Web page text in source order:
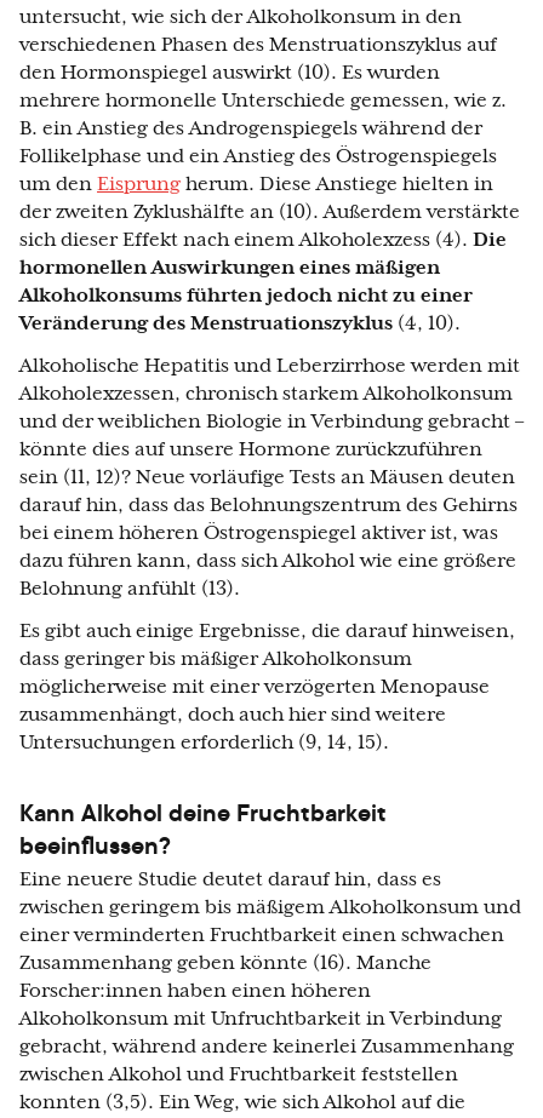
untersucht, wie sich der Alkoholkonsum in den
verschiedenen Phasen des Menstruationszyklus auf
den Hormonspiegel auswirkt (10). Es wurden
mehrere hormonelle Unterschiede gemessen, wie z.
B. ein Anstieg des Androgenspiegels während der
Follikelphase und ein Anstieg des Östrogenspiegels
um den Eisprung herum. Diese Anstiege hielten in
der zweiten Zyklushälfte an (10). Außerdem verstärkte
sich dieser Effekt nach einem Alkoholexzess (4). Die
hormonellen Auswirkungen eines mäßigen
Alkoholkonsums führten jedoch nicht zu einer
Veränderung des Menstruationszyklus (4, 10).
Alkoholische Hepatitis und Leberzirrhose werden mit
Alkoholexzessen, chronisch starkem Alkoholkonsum
und der weiblichen Biologie in Verbindung gebracht –
könnte dies auf unsere Hormone zurückzuführen
sein (11, 12)? Neue vorläufige Tests an Mäusen deuten
darauf hin, dass das Belohnungszentrum des Gehirns
bei einem höheren Östrogenspiegel aktiver ist, was
dazu führen kann, dass sich Alkohol wie eine größere
Belohnung anfühlt (13).
Es gibt auch einige Ergebnisse, die darauf hinweisen,
dass geringer bis mäßiger Alkoholkonsum
möglicherweise mit einer verzögerten Menopause
zusammenhängt, doch auch hier sind weitere
Untersuchungen erforderlich (9, 14, 15).
Kann Alkohol deine Fruchtbarkeit
beeinflussen?
Eine neuere Studie deutet darauf hin, dass es
zwischen geringem bis mäßigem Alkoholkonsum und
einer verminderten Fruchtbarkeit einen schwachen
Zusammenhang geben könnte (16). Manche
Forscher:innen haben einen höheren
Alkoholkonsum mit Unfruchtbarkeit in Verbindung
gebracht, während andere keinerlei Zusammenhang
zwischen Alkohol und Fruchtbarkeit feststellen
konnten (3,5). Ein Weg, wie sich Alkohol auf die